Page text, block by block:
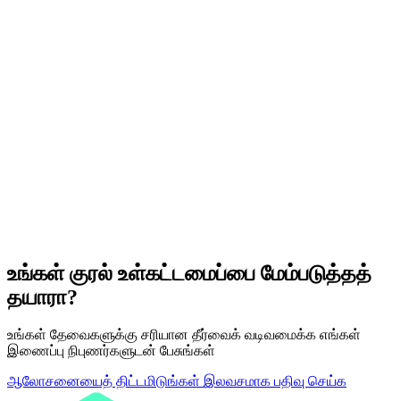
உலகளாவிய கேரியர் இணைப்புகள்
உங்கள் குரல் உள்கட்டமைப்பை மேம்படுத்தத்
தயாரா?
உங்கள் தேவைகளுக்கு சரியான தீர்வைக் வடிவமைக்க எங்கள்
இணைப்பு நிபுணர்களுடன் பேசுங்கள்
ஆலோசனையைத் திட்டமிடுங்கள் இலவசமாக பதிவு செய்க